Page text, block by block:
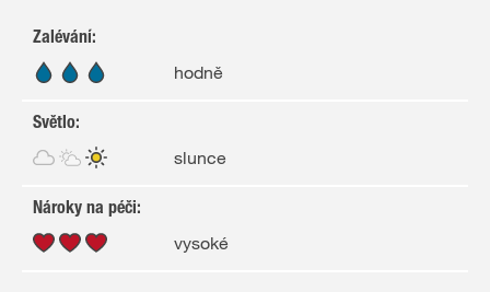
Zalévání:
hodně
Světlo:
slunce
Nároky na péči:
vysoké